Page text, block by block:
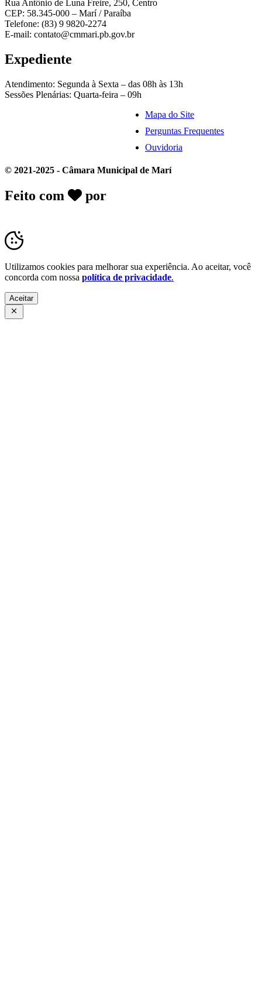
Rua Antônio de Luna Freire, 250, Centro
CEP: 58.345-000 – Marí / Paraíba
Telefone: (83) 9 9820-2274
E-mail: contato@cmmari.pb.gov.br
Expediente
Atendimento: Segunda à Sexta – das 08h às 13h
Sessões Plenárias: Quarta-feira – 09h
Mapa do Site
Perguntas Frequentes
Ouvidoria
© 2021-2025 - Câmara Municipal de Marí
Feito com por
Utilizamos cookies para melhorar sua experiência. Ao aceitar, você
concorda com nossa política de privacidade.
Aceitar